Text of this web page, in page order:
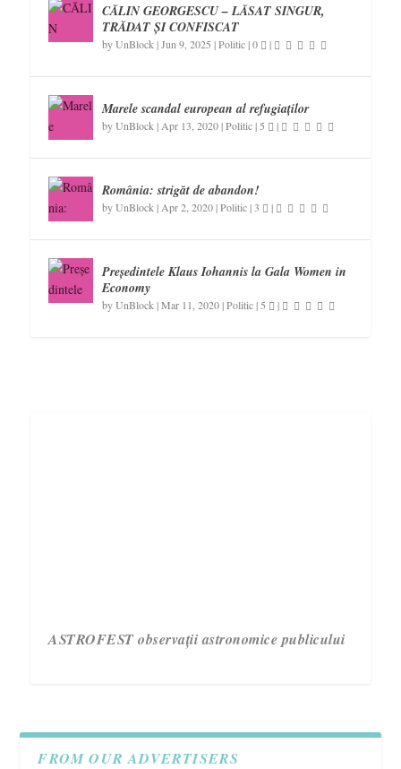
CĂLIN GEORGESCU – LĂSAT SINGUR,
TRĂDAT ȘI CONFISCAT
byUnBlock |Jun 9, 2025 |Politic|0 |
Marele scandal european al refugiaților
byUnBlock | Apr 13, 2020|Politic| 5 |
România: strigăt de abandon!
byUnBlock | Apr 2, 2020|Politic|3 |
Președintele Klaus Iohannis la Gala Women in
Economy
byUnBlock |Mar 11, 2020|Politic| 5 |
ASTROFEST observații astronomice publicului
FROM OUR ADVERTISERS